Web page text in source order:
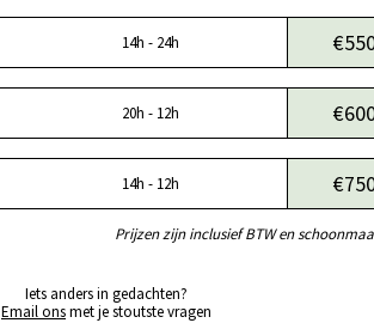
14h - 24h
20h - 12h
14h - 12h
Prijzen zijn inclusief BTW en
Iets anders in gedachten?
Email onsmet je stoutste vragen